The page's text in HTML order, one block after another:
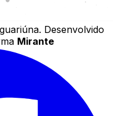
. Desenvolvido
Mirante